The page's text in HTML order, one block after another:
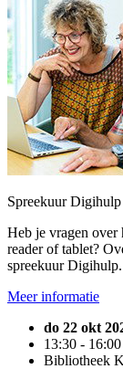
Spreekuur
Heb je vragen over
reader of tablet?
spreekuur Digihulp.
Meer informatie
do 22 okt
13:30 - 16:00
Bibliotheek